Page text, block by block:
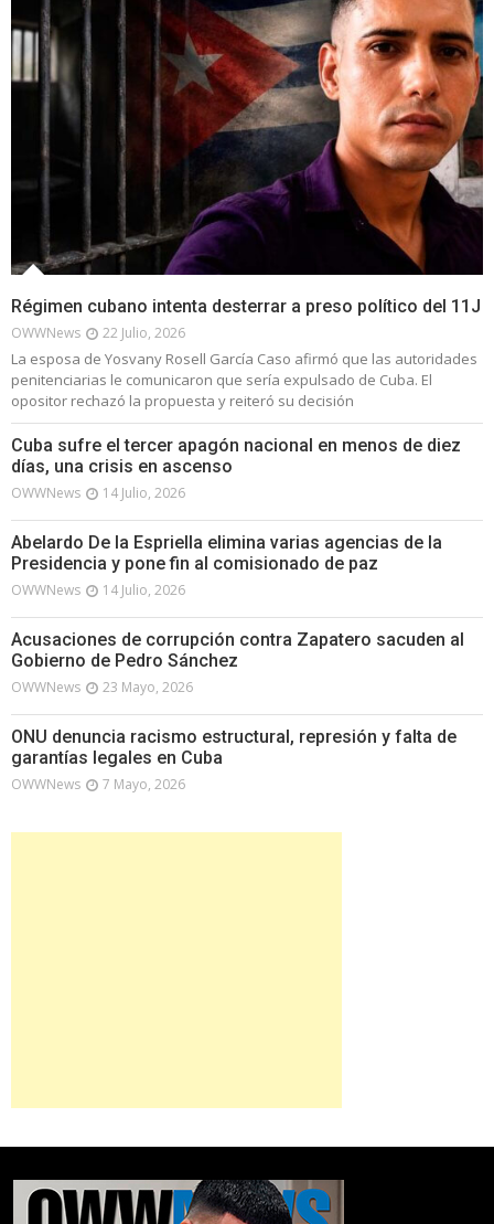
Régimen cubano intenta desterrar a preso político del 11J
OWWNews 22 Julio, 2026
La esposa de Yosvany Rosell García Caso afirmó que las autoridades
penitenciarias le comunicaron que sería expulsado de Cuba. El
opositor rechazó la propuesta y reiteró su decisión
Cuba sufre el tercer apagón nacional en menos de diez
días, una crisis en ascenso
OWWNews 14 Julio, 2026
Abelardo De la Espriella elimina varias agencias de la
Presidencia y pone fin al comisionado de paz
OWWNews 14 Julio, 2026
Acusaciones de corrupción contra Zapatero sacuden al
Gobierno de Pedro Sánchez
OWWNews 23 Mayo, 2026
ONU denuncia racismo estructural, represión y falta de
garantías legales en Cuba
OWWNews 7 Mayo, 2026